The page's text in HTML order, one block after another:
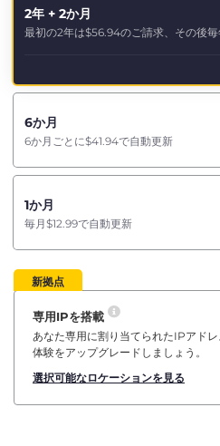
2年 + 2か月
最初の2年は$56.94のご請求、その後
6か月
6か月ごとに$41.94で自動更新
1か月
毎月$12.99で自動更新
新拠点
専用IPを搭載
あなた専用に割り当てられたIPアド
体験をアップグレードしましょう。
選択可能なロケーションを見る